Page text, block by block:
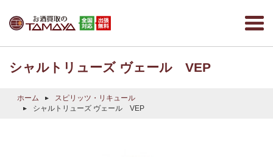
シャルトリューズ ヴェール VEP
ホーム
スピリッツ・リキュール
シャルトリューズ ヴェール VEP